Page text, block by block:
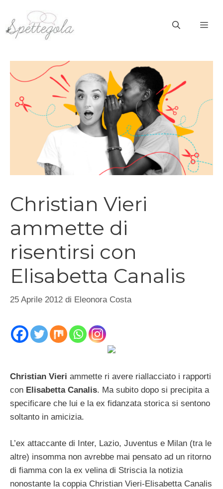
contenuto
Christian Vieri
ammette di
risentirsi con
Elisabetta Canalis
25 Aprile 2012 di Eleonora Costa
Christian Vieri ammette ri avere riallacciato i rapporti
con Elisabetta Canalis. Ma subito dopo si precipita a
specificare che lui e la ex fidanzata storica si sentono
soltanto in amicizia.
L’ex attaccante di Inter, Lazio, Juventus e Milan (tra le
altre) insomma non avrebbe mai pensato ad un ritorno
di fiamma con la ex velina di Striscia la notizia
nonostante la coppia Christian Vieri-Elisabetta Canalis